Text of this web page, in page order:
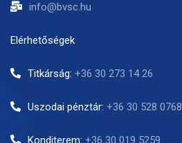
info@bvsc.hu
Elérhetőségek
Titkárság: +36 30 273 14 26
Uszodai pénztár: +36 30 528 0768